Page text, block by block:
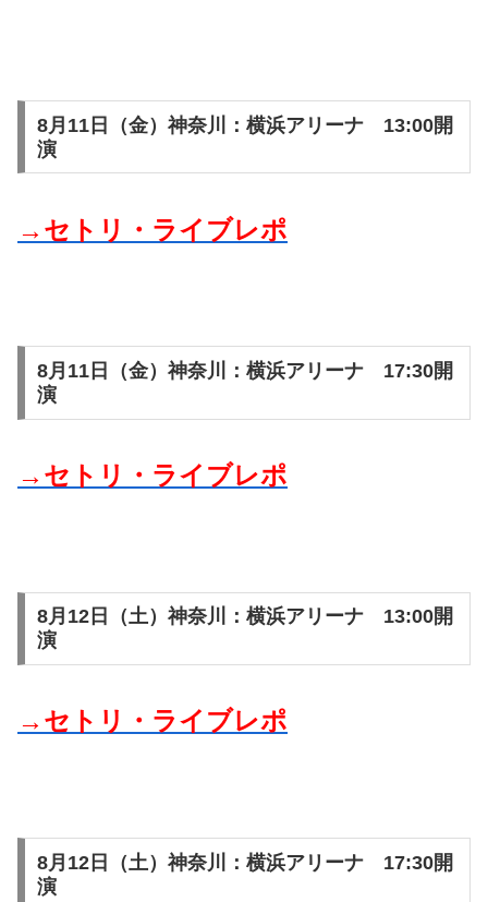
8月11日（金）神奈川：横浜アリーナ 13:00開
演
→セトリ・ライブレポ
8月11日（金）神奈川：横浜アリーナ 17:30開
演
→セトリ・ライブレポ
8月12日（土）神奈川：横浜アリーナ 13:00開
演
→セトリ・ライブレポ
8月12日（土）神奈川：横浜アリーナ 17:30開
演